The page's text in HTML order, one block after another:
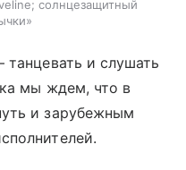
солнцезащитный
и слушать
мы ждем, что в
и зарубежным